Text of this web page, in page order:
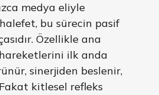
medya eliyle
bu sürecin pasif
Özellikle ana
ilk anda
sinerjiden beslenir,
kitlesel refleks